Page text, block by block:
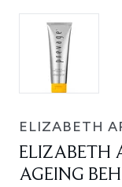
ELIZABETH
ELIZABETH
AGEING